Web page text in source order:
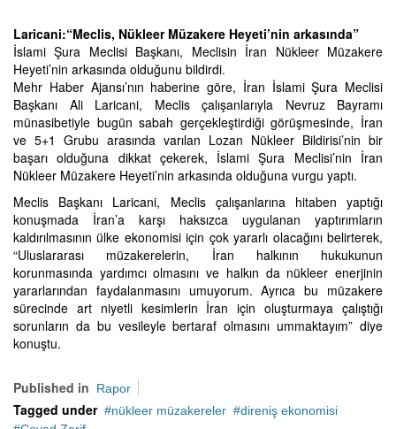
Laricani:“Meclis, Nükleer Müzakere Heyeti’nin arkasında”
İslami Şura Meclisi Başkanı, Meclisin İran Nükleer Müzakere
Heyeti’nin arkasında olduğunu bildirdi.
Mehr Haber Ajansı’nın haberine göre, İran İslami Şura Meclisi
Başkanı Ali Laricani, Meclis çalışanlarıyla Nevruz Bayramı
münasibetiyle bugün sabah gerçekleştirdiği görüşmesinde, İran
ve 5+1 Grubu arasında varılan Lozan Nükleer Bildirisi’nin bir
başarı olduğuna dikkat çekerek, İslami Şura Meclisi’nin İran
Nükleer Müzakere Heyeti’nin arkasında olduğuna vurgu yaptı.
Meclis Başkanı Laricani, Meclis çalışanlarına hitaben yaptığı
konuşmada İran’a karşı haksızca uygulanan yaptırımların
kaldırılmasının ülke ekonomisi için çok yararlı olacağını belirterek,
“Uluslararası müzakerelerin, İran halkının hukukunun
korunmasında yardımcı olmasını ve halkın da nükleer enerjinin
yararlarından faydalanmasını umuyorum. Ayrıca bu müzakere
sürecinde art niyetli kesimlerin İran için oluşturmaya çalıştığı
sorunların da bu vesileyle bertaraf olmasını ummaktayım” diye
konuştu.
Published in Rapor
Tagged under nükleer müzakereler
direniş ekonomisi